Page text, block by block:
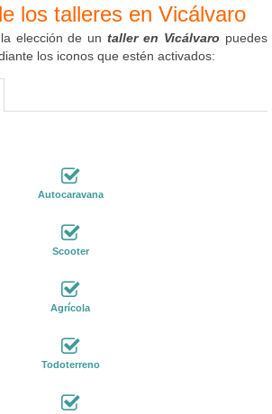
los talleres en Vicálvaro
elección de untaller en Vicálvaro puedes
los iconos que estén activados:
Autocaravana
Scooter
Agrícola
Todoterreno